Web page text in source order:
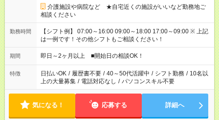
介護施設や病院など ★自宅近くの施設がいいなど勤務地ご
相談ください
勤務時間
【シフト例】 07:00～16:00 09:00～18:00 17:00～09:00 ※ 上記
は一例です！その他シフトもご相談ください！
期間 即日～2ヶ月以上 ■開始日の相談OK！
特徴 日払いOK / 履歴書不要 / 40～50代活躍中 / シフト勤務 / 10名以
上の大量募集 / 電話対応なし / パソコンスキル不要
気になる！ 応募する 詳細へ